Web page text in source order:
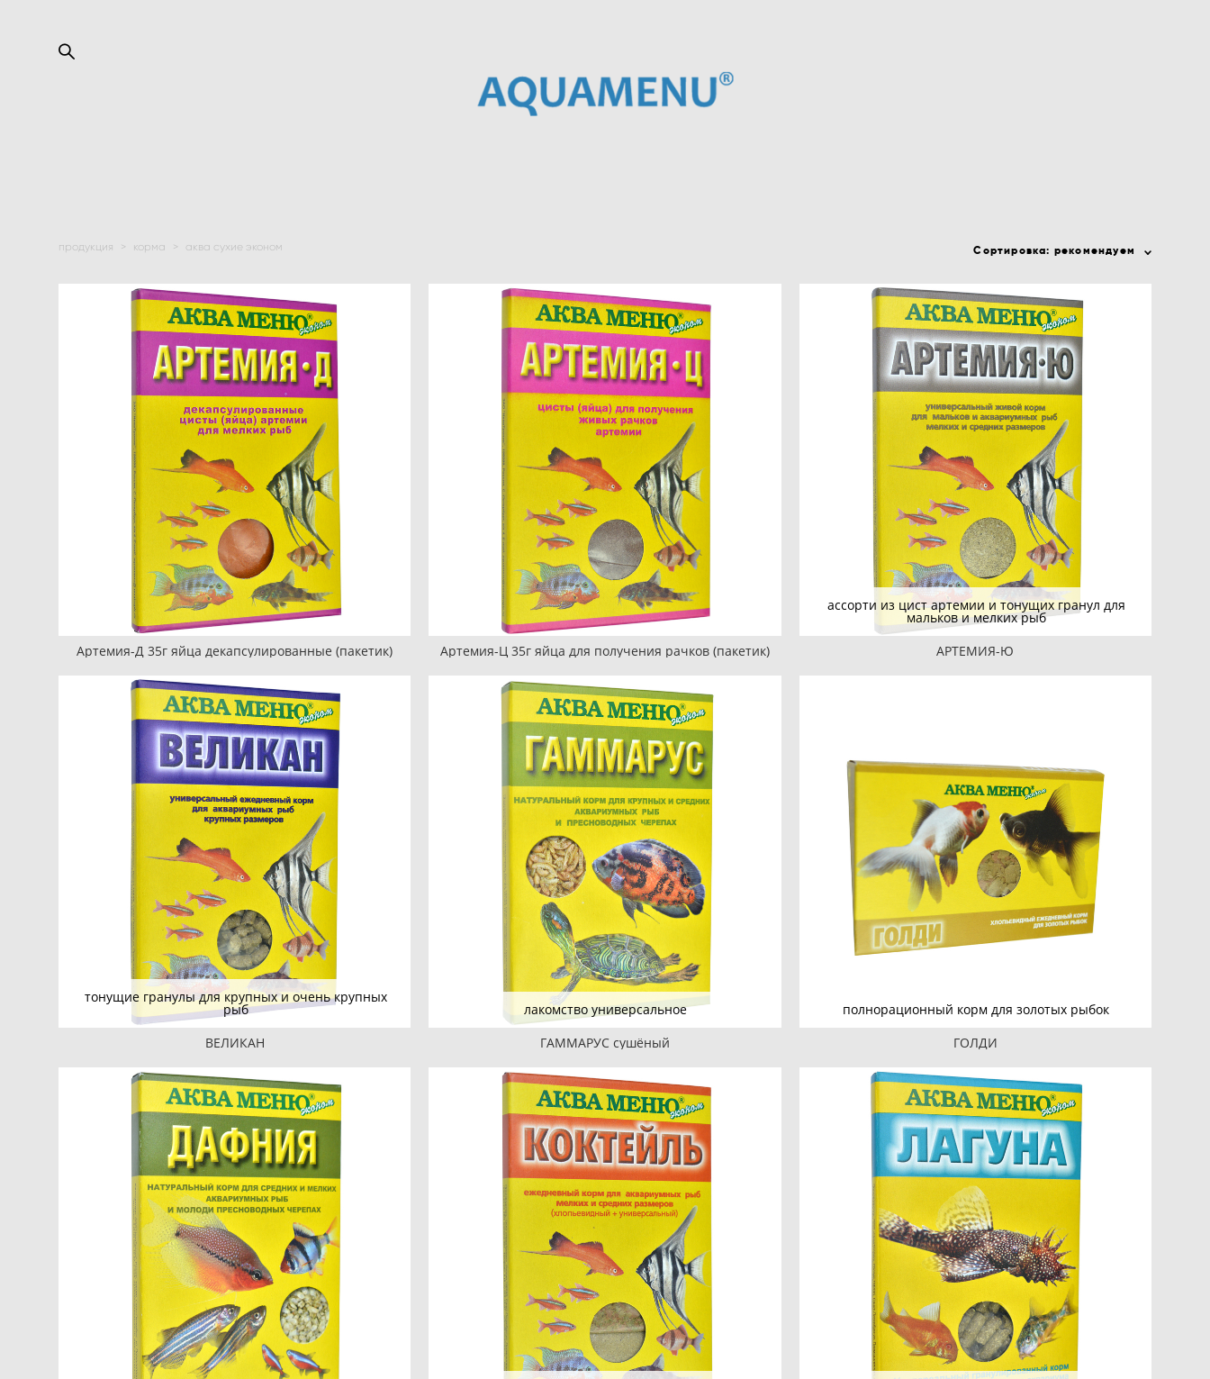
продукция > корма > аква сухие эконом Сортировка: рекомендуем
Артемия-Д 35г яйца декапсулированные (пакетик) Артемия-Ц 35г яйца для получения рачков (пакетик)
ассорти из цист артемии и тонущих гранул для
мальков и мелких рыб
АРТЕМИЯ-Ю
тонущие гранулы для крупных и очень крупных
рыб
ВЕЛИКАН
лакомство универсальное
ГАММАРУС сушёный
полнорационный корм для золотых рыбок
ГОЛДИ